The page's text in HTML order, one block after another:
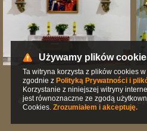
© 2016 Parafia Świętego Krzyża w
Używamy plików
Ta witryna korzysta z plików cookies
zgodnie z Polityką Prywatności i
Korzystanie z niniejszej witryny
jest równoznaczne ze zgodą
Cookies. Zrozumiałem i akceptuję.